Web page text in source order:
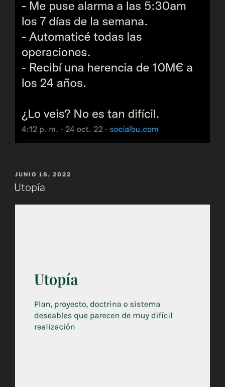
PUBLICADO
EL
JUNIO 18, 2022
Utopía